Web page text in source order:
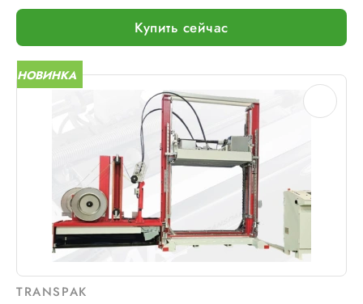
Купить сейчас
НОВИНКА
TRANSPAK